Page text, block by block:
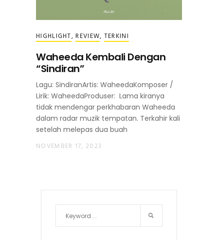
HIGHLIGHT,REVIEW, TERKINI
Waheeda Kembali Dengan
“Sindiran”
Lagu: SindiranArtis: WaheedaKomposer /
Lirik: WaheedaProduser: Lama kiranya
tidak mendengar perkhabaran Waheeda
dalam radar muzik tempatan. Terkahir kali
setelah melepas dua buah
NOVEMBER 17, 2023